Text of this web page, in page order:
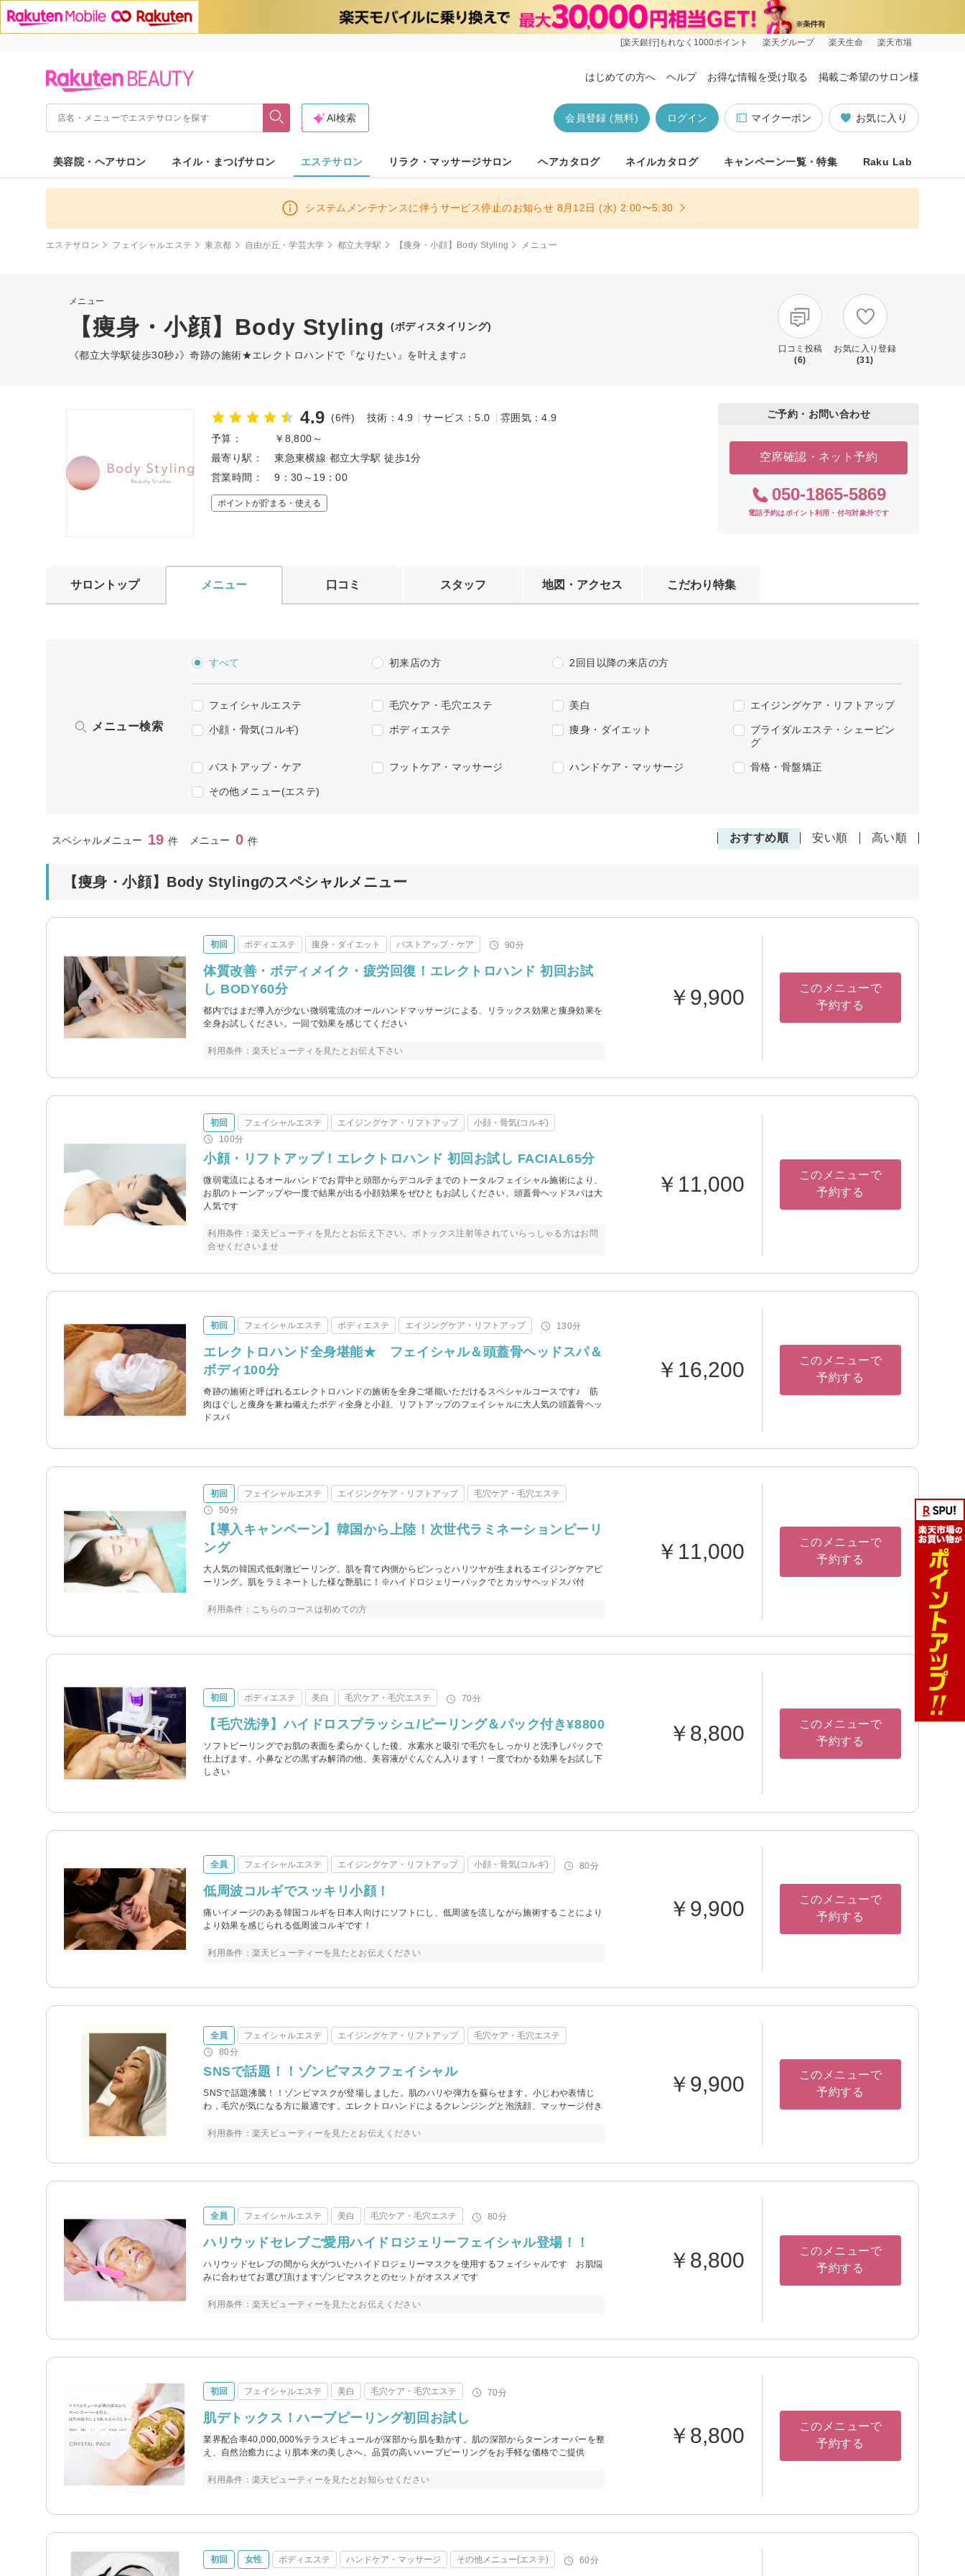
[楽天銀行]もれなく1000ポイント 楽天グループ 楽天生命 楽天市場
はじめての方へ ヘルプ お得な情報を受け取る 掲載ご希望のサロン様
お気に入り
マイクーポン
ログイン
会員登録 (無料)
AI検索
美容院・ヘアサロン ネイル・まつげサロン エステサロン リラク・マッサージサロン ヘアカタログ ネイルカタログ キャンペーン一覧・特集 Raku Lab
システムメンテナンスに伴うサービス停止のお知らせ 8月12日 (水) 2:00〜5:30
エステサロン フェイシャルエステ 東京都 自由が丘・学芸大学 都立大学駅 【痩身・小顔】Body Styling メニュー
メニュー
【痩身・小顔】Body Styling (ボディスタイリング)
《都立大学駅徒歩30秒♪》奇跡の施術★エレクトロハンドで『なりたい』を叶えます♫
口コミ投稿
(6)
お気に入り登録
(31)
4.9 (6件) 技術：4.9 サービス：5.0
雰囲気：4.9
予算：
￥8,800～
最寄り駅：
東急東横線 都立大学駅 徒歩1分
営業時間：
9：30～19：00
ポイントが貯まる・使える
ご予約・お問い合わせ
空席確認・ネット予約
050-1865-5869
電話予約はポイント利用・付与対象外です
サロントップ メニュー 口コミ スタッフ 地図・アクセス こだわり特集
メニュー検索
すべて 初来店の方 2回目以降の来店の方
フェイシャルエステ 毛穴ケア・毛穴エステ 美白 エイジングケア・リフトアップ
小顔・骨気(コルギ) ボディエステ 痩身・ダイエット
ブライダルエステ・シェービン
グ
バストアップ・ケア フットケア・マッサージ ハンドケア・マッサージ 骨格・骨盤矯正
その他メニュー(エステ)
スペシャルメニュー 19 件 メニュー 0 件 おすすめ順 安い順 高い順
【痩身・小顔】Body Stylingのスペシャルメニュー
初回 ボディエステ 痩身・ダイエット バストアップ・ケア 90分
体質改善・ボディメイク・疲労回復！エレクトロハンド 初回お試
し BODY60分
都内ではまだ導入が少ない微弱電流のオールハンドマッサージによる、リラックス効果と痩身効果を
全身お試しください。一回で効果を感じてください
利用条件：楽天ビューティを見たとお伝え下さい
￥9,900
このメニューで
予約する
初回 フェイシャルエステ エイジングケア・リフトアップ
小顔・骨気(コルギ)
100分
小顔・リフトアップ！エレクトロハンド 初回お試し FACIAL65分
微弱電流によるオールハンドでお背中と頭部からデコルテまでのトータルフェイシャル施術により、
お肌のトーンアップや一度で結果が出る小顔効果をぜひともお試しください。頭蓋骨ヘッドスパは大
人気です
利用条件：楽天ビューティを見たとお伝え下さい。ボトックス注射等されていらっしゃる方はお問
合せくださいませ
￥11,000
このメニューで
予約する
初回 フェイシャルエステ ボディエステ エイジングケア・リフトアップ 130分
エレクトロハンド全身堪能★ フェイシャル＆頭蓋骨ヘッドスパ＆
ボディ100分
奇跡の施術と呼ばれるエレクトロハンドの施術を全身ご堪能いただけるスペシャルコースです♪ 筋
肉ほぐしと痩身を兼ね備えたボディ全身と小顔、リフトアップのフェイシャルに大人気の頭蓋骨ヘッ
ドスパ
￥16,200
このメニューで
予約する
初回 フェイシャルエステ エイジングケア・リフトアップ
毛穴ケア・毛穴エステ
50分
【導入キャンペーン】韓国から上陸！次世代ラミネーションピーリ
ング
大人気の韓国式低刺激ピーリング。肌を育て内側からピンっとハリツヤが生まれるエイジングケアピ
ーリング。肌をラミネートした様な艶肌に！※ハイドロジェリーパックでとカッサヘッドスパ付
利用条件：こちらのコースは初めての方
￥11,000
このメニューで
予約する
初回 ボディエステ 美白 毛穴ケア・毛穴エステ 70分
【毛穴洗浄】ハイドロスプラッシュ/ピーリング＆パック付き¥8800
ソフトピーリングでお肌の表面を柔らかくした後、水素水と吸引で毛穴をしっかりと洗浄しパックで
仕上げます。小鼻などの黒ずみ解消の他、美容液がぐんぐん入ります！一度でわかる効果をお試し下
しさい
￥8,800
このメニューで
予約する
全員 フェイシャルエステ エイジングケア・リフトアップ 小顔・骨気(コルギ) 80分
低周波コルギでスッキリ小顔！
痛いイメージのある韓国コルギを日本人向けにソフトにし、低周波を流しながら施術することにより
より効果を感じられる低周波コルギです！
利用条件：楽天ビューティーを見たとお伝えください
￥9,900
このメニューで
予約する
全員 フェイシャルエステ エイジングケア・リフトアップ
毛穴ケア・毛穴エステ
80分
SNSで話題！！ゾンビマスクフェイシャル
SNSで話題沸騰！！ゾンビマスクが登場しました。肌のハリや弾力を蘇らせます。小じわや表情じ
わ，毛穴が気になる方に最適です。エレクトロハンドによるクレンジングと泡洗顔、マッサージ付き
利用条件：楽天ビューティーを見たとお伝えください
￥9,900
このメニューで
予約する
全員 フェイシャルエステ 美白 毛穴ケア・毛穴エステ 80分
ハリウッドセレブご愛用ハイドロジェリーフェイシャル登場！！
ハリウッドセレブの間から火がついたハイドロジェリーマスクを使用するフェイシャルです お肌悩
みに合わせてお選び頂けますゾンビマスクとのセットがオススメです
利用条件：楽天ビューティーを見たとお伝えください
￥8,800
このメニューで
予約する
初回 フェイシャルエステ 美白 毛穴ケア・毛穴エステ 70分
肌デトックス！ハーブピーリング初回お試し
業界配合率40,000,000%テラスピキュールが深部から肌を動かす。肌の深部からターンオーバーを整
え、自然治癒力により肌本来の美しさへ。品質の高いハーブピーリングをお手軽な価格でご提供
利用条件：楽天ビューティーを見たとお知らせください
￥8,800
このメニューで
予約する
初回 女性 ボディエステ ハンドケア・マッサージ その他メニュー(エステ) 60分